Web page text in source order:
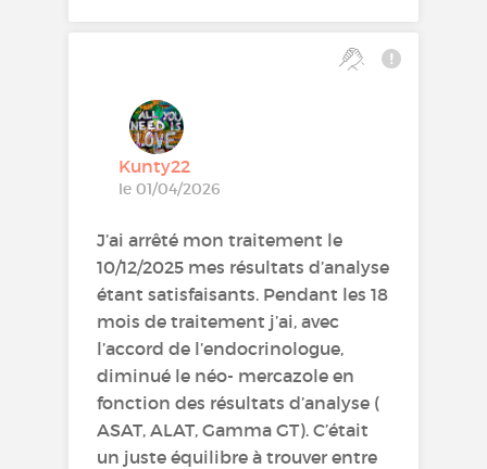
Kunty22
le 01/04/2026
J’ai arrêté mon traitement le
10/12/2025 mes résultats d’analyse
étant satisfaisants. Pendant les 18
mois de traitement j’ai, avec
l’accord de l’endocrinologue,
diminué le néo- mercazole en
fonction des résultats d’analyse (
ASAT, ALAT, Gamma GT). C’était
un juste équilibre à trouver entre